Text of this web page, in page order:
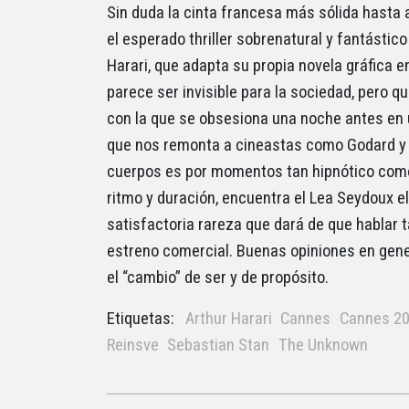
Sin duda la cinta francesa más sólida
el esperado thriller sobrenatural y fantástico
Harari, que adapta su propia novela gráfica
parece ser invisible para la sociedad, pero
con la que se obsesiona una noche antes
que nos remonta a cineastas como Godard
cuerpos es por momentos tan hipnótico
ritmo y duración, encuentra el Lea
satisfactoria rareza que dará de que hablar
estreno comercial. Buenas opiniones en
el “cambio” de ser y de propósito.
Etiquetas: Arthur Harari Cannes Cannes
Reinsve Sebastian Stan The Unknown